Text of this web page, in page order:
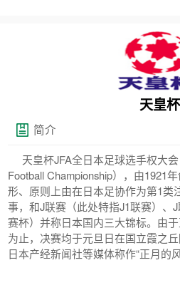
天皇杯
简介
天皇杯JFA全日本足球选手权大会
Football Championship），由1921
形、原则上由在日本足协作为第1类
事，和J联赛（此处特指J1联赛）、
赛杯）并称日本国内三大锦标。由
为止，决赛均于元旦日在国立霞之
日本产经新闻社等媒体称作“正月的风